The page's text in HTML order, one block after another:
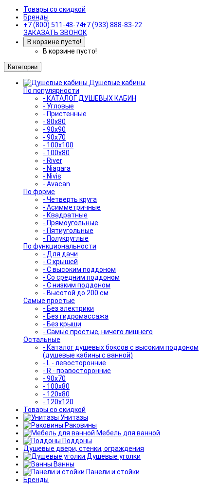
Товары со скидкой
Бренды
+7 (800) 511-48-74+7 (933) 888-83-22
ЗАКАЗАТЬ ЗВОНОК
В корзине пусто!
В корзине пусто!
Категории
Душевые кабины
По популярности
- КАТАЛОГ ДУШЕВЫХ КАБИН
- Угловые
- Пристенные
- 80x80
- 90x90
- 90x70
- 100x100
- 100x80
- River
- Niagara
- Nivis
- Avacan
По форме
- Четверть круга
- Асимметричные
- Квадратные
- Прямоугольные
- Пятиугольные
- Полукруглые
По функциональности
- Для дачи
- С крышей
- С высоким поддоном
- Со средним поддоном
- С низким поддоном
- Высотой до 200 см
Самые простые
- Без электрики
- Без гидромассажа
- Без крыши
- Самые простые, ничего лишнего
Остальные
- Каталог душевых боксов с высоким поддоном
(душевые кабины с ванной)
- L - левосторонние
- R - правосторонние
- 90x70
- 100x80
- 120x80
- 120x120
Товары со скидкой
Унитазы
Раковины
Мебель для ванной
Поддоны
Душевые двери, стенки, ограждения
Душевые уголки
Ванны
Панели и стойки
Бренды